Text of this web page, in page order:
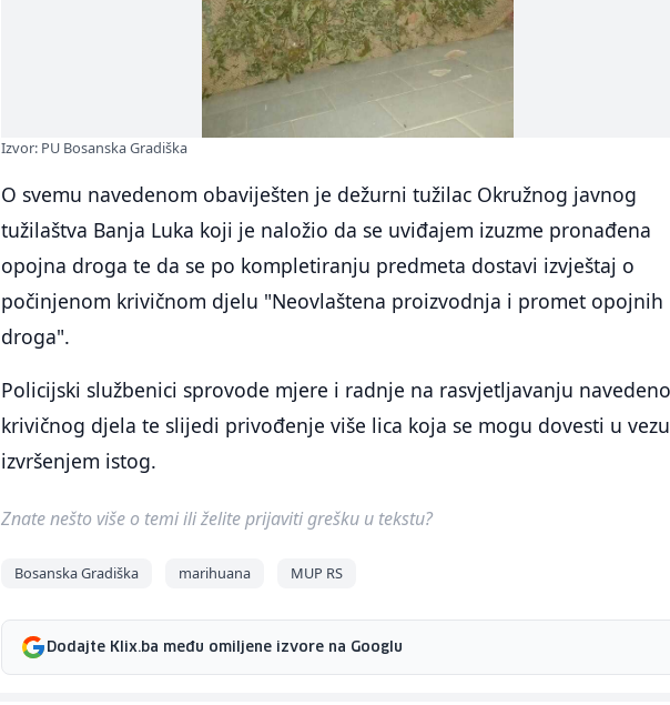
Izvor: PU Bosanska Gradiška
O svemu navedenom obaviješten je dežurni tužilac Okružnog javnog
tužilaštva Banja Luka koji je naložio da se uviđajem izuzme pronađena
opojna droga te da se po kompletiranju predmeta dostavi izvještaj o
počinjenom krivičnom djelu "Neovlaštena proizvodnja i promet opojnih
droga".
Policijski službenici sprovode mjere i radnje na rasvjetljavanju
krivičnog djela te slijedi privođenje više lica koja se mogu dovesti u
izvršenjem istog.
Znate nešto više o temi ili želite prijaviti grešku u tekstu?
Bosanska Gradiška marihuana MUP RS
Dodajte Klix.ba među omiljene izvore na Googlu